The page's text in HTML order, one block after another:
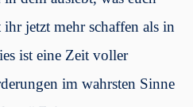
jetzt mehr schaffen als in
ist eine Zeit voller
im wahrsten Sinne